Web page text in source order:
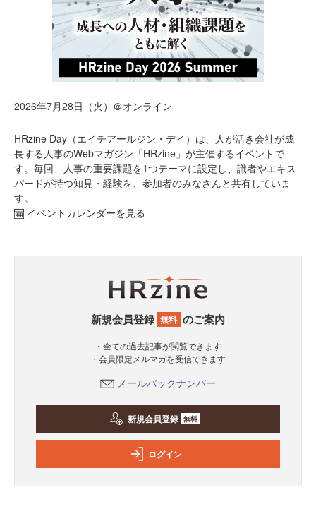
2026年7月28日（火）＠オンライン
HRzine Day（エイチアールジン・デイ）は、人が活き会社が成
長する人事のWebマガジン「HRzine」が主催するイベントで
す。毎回、人事の重要課題を1つテーマに設定し、識者やエキス
パードが持つ知見・経験を、参加者のみなさんと共有していま
す。
イベントカレンダーを見る
新規会員登録 無料 のご案内
・全ての過去記事が閲覧できます
・会員限定メルマガを受信できます
メールバックナンバー
新規会員登録 無料
ログイン